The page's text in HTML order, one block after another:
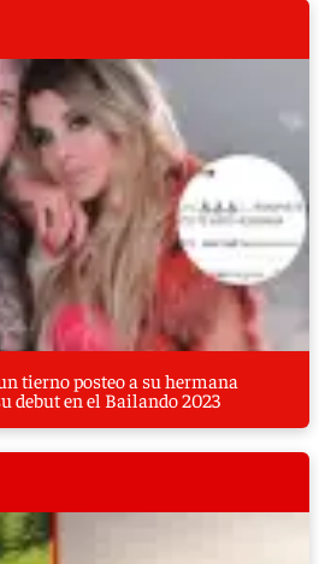
tierno posteo a su hermana
debut en el Bailando 2023